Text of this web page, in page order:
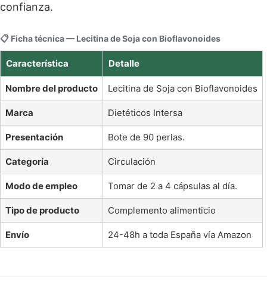
confianza.
📋 Ficha técnica — Lecitina de Soja con Bioflavonoides
Característica Detalle
Nombre del producto Lecitina de Soja con Bioflavonoides
Marca Dietéticos Intersa
Presentación Bote de 90 perlas.
Categoría Circulación
Modo de empleo Tomar de 2 a 4 cápsulas al día.
Tipo de producto Complemento alimenticio
Envío 24-48h a toda España vía Amazon